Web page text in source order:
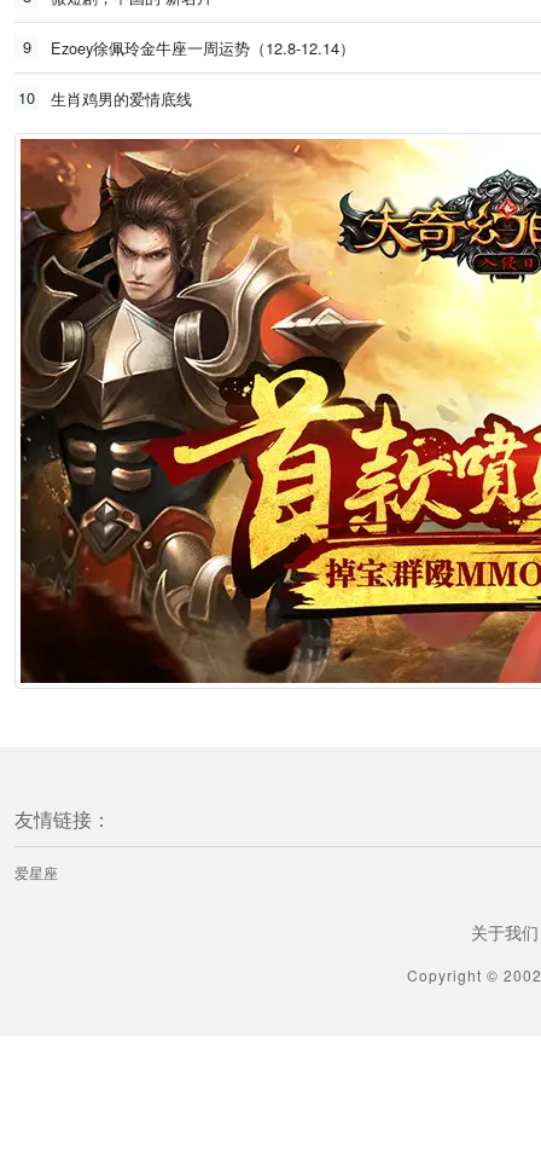
9 Ezoey徐佩玲金牛座一周运势（12.8-12.14）
10 生肖鸡男的爱情底线
友情链接：
爱星座
关于我们
Copyright ©